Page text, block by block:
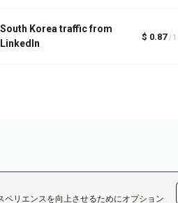
ペリエンスを向上させるためにオプション
South Korea traffic from
LinkedIn
$ 0.87 /